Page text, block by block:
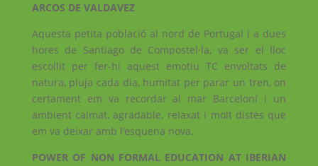
ARCOS DE VALDAVEZ
Aquesta petita població al nord de Portugal i a dues
hores de Santiago de Compostel·la, va ser el lloc
escollit per fer-hi aquest emotiu TC envoltats de
natura, pluja cada dia, humitat per parar un tren, on
certament em va recordar al mar Barceloní i un
ambient calmat, agradable, relaxat i molt distès que
em va deixar amb l’esquena nova.
POWER OF NON FORMAL EDUCATION AT IBERIAN